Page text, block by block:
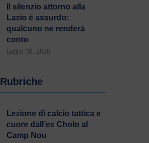
Il silenzio attorno alla
Lazio è assurdo:
qualcuno ne renderà
conto
Luglio 30, 2026
Rubriche
Lezione di calcio tattica e
cuore dall’ex Cholo al
Camp Nou